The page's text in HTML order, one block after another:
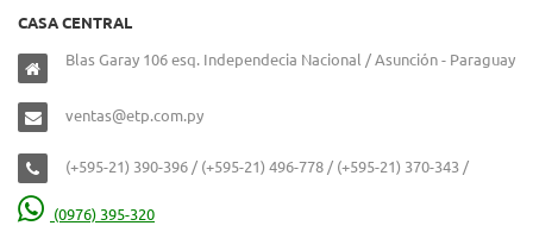
CASA CENTRAL
Blas Garay 106 esq. Independecia Nacional / Asunción - Paraguay
ventas@etp.com.py
(+595-21) 390-396 / (+595-21) 496-778 / (+595-21) 370-343 /
(0976) 395-320